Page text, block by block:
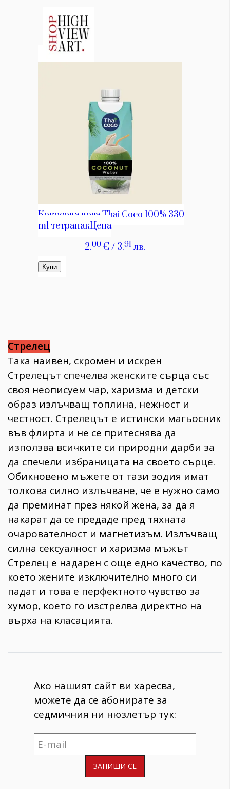
Стрелец
Така наивен, скромен и искрен
Стрелецът спечелва женските сърца със
своя неописуем чар, харизма и детски
образ излъчващ топлина, нежност и
честност. Стрелецът е истински магьосник
във флирта и не се притеснява да
използва всичките си природни дарби за
да спечели избраницата на своето сърце.
Обикновено мъжете от тази зодия имат
толкова силно излъчване, че е нужно само
да преминат през някой жена, за да я
накарат да се предаде пред тяхната
очарователност и магнетизъм. Излъчващ
силна сексуалност и харизма мъжът
Стрелец е надарен с още едно качество, по
което жените изключително много си
падат и това е перфектното чувство за
хумор, което го изстрелва директно на
върха на класацията.
Ако нашият сайт ви харесва,
можете да се абонирате за
седмичния ни нюзлетър тук: